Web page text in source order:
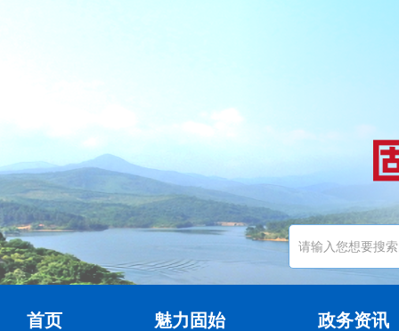
首页 魅力固始 政务资讯